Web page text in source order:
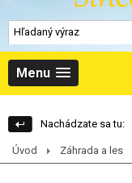
Menu
Nachádzate sa tu:
Úvod Záhrada a les